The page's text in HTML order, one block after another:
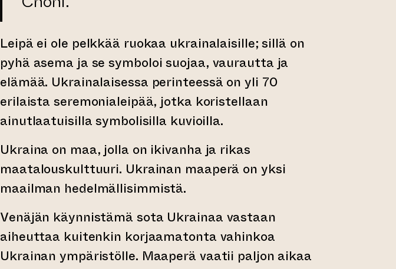
Leipä ei ole pelkkää ruokaa ukrainalaisille; sillä on
pyhä asema ja se symboloi suojaa, vaurautta ja
elämää. Ukrainalaisessa perinteessä on yli 70
erilaista seremonialeipää, jotka koristellaan
ainutlaatuisilla symbolisilla kuvioilla.
Ukraina on maa, jolla on ikivanha ja rikas
maatalouskulttuuri. Ukrainan maaperä on yksi
maailman hedelmällisimmistä.
Venäjän käynnistämä sota Ukrainaa vastaan
aiheuttaa kuitenkin korjaamatonta vahinkoa
Ukrainan ympäristölle. Maaperä vaatii paljon aikaa